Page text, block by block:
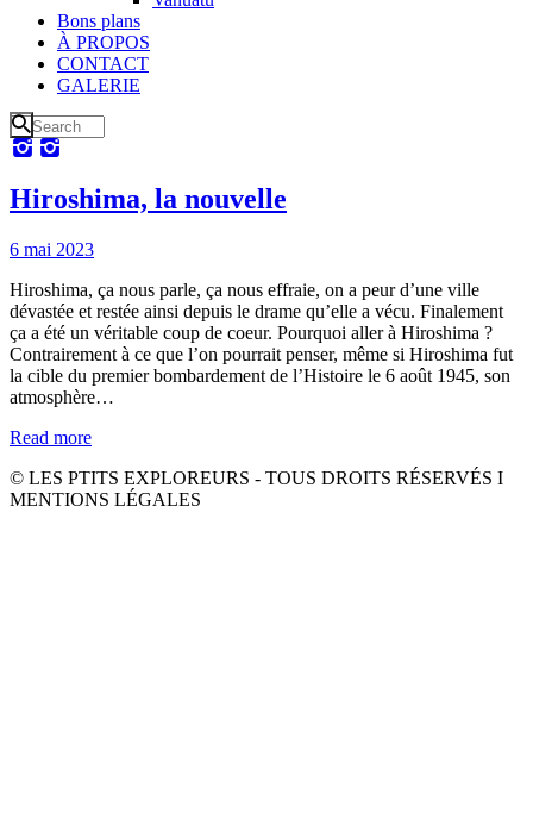
Bons plans
À PROPOS
CONTACT
GALERIE
Hiroshima, la nouvelle
6 mai 2023
Hiroshima, ça nous parle, ça nous effraie, on a peur d’une ville
dévastée et restée ainsi depuis le drame qu’elle a vécu. Finalement
ça a été un véritable coup de coeur. Pourquoi aller à Hiroshima ?
Contrairement à ce que l’on pourrait penser, même si Hiroshima fut
la cible du premier bombardement de l’Histoire le 6 août 1945, son
atmosphère…
Read more
© LES PTITS EXPLOREURS - TOUS DROITS RÉSERVÉS I
MENTIONS LÉGALES